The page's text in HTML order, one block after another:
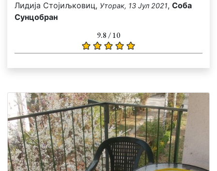
Лидија Стојиљковиц, Уторак, 13 Јул 2021, Соба
Сунцобран
9.8 / 10